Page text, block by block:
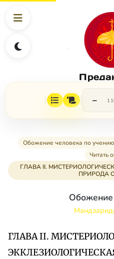
−
Обожение человека по
Читать
ГЛАВА II.
ПРИРОДА
Обожение
ГЛАВА II.